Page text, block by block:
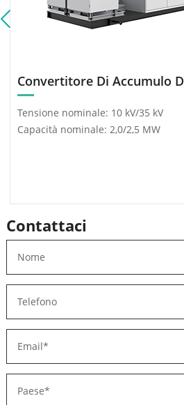
Tensione nominale: 10 kV/35 kV
Capacità nominale: 2,0/2,5 MW
Contattaci